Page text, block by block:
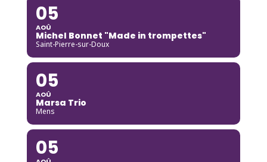
05
AOÛ
Michel Bonnet "Made in trompettes"
Saint-Pierre-sur-Doux
05
AOÛ
Marsa Trio
Mens
05